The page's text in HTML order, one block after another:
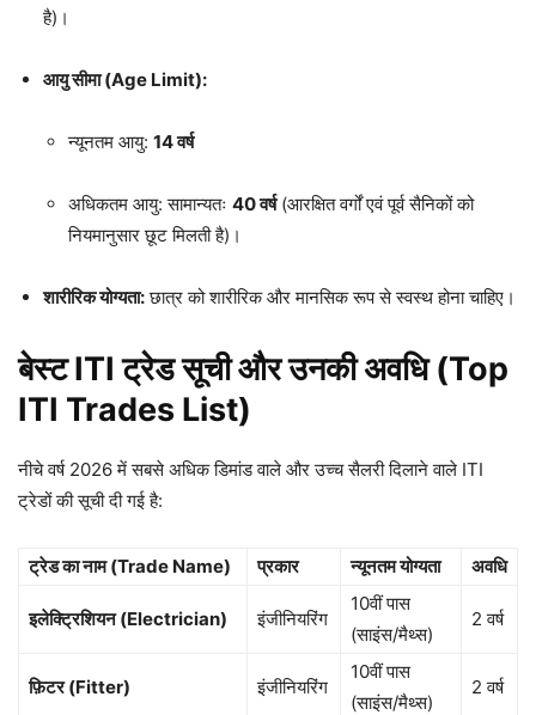
है)।
आयु सीमा (Age Limit):
न्यूनतम आयु: 14 वर्ष
अधिकतम आयु: सामान्यतः 40 वर्ष(आरक्षित वर्गों एवं पूर्व सैनिकों को
नियमानुसार छूट मिलती है)।
शारीरिक योग्यता:छात्र को शारीरिक और मानसिक रूप से स्वस्थ होना चाहिए।
बेस्ट ITI ट्रेड सूची और उनकी अवधि (Top
ITI Trades List)
नीचे वर्ष 2026 में सबसे अधिक डिमांड वाले और उच्च सैलरी दिलाने वाले ITI
ट्रेडों की सूची दी गई है:
ट्रेड का नाम (Trade Name) प्रकार न्यूनतम योग्यता अवधि
इलेक्ट्रिशियन (Electrician) इंजीनियरिंग
10वीं पास
(साइंस/मैथ्स)
2 वर्ष
फ़िटर (Fitter) इंजीनियरिंग
10वीं पास
(साइंस/मैथ्स)
2 वर्ष